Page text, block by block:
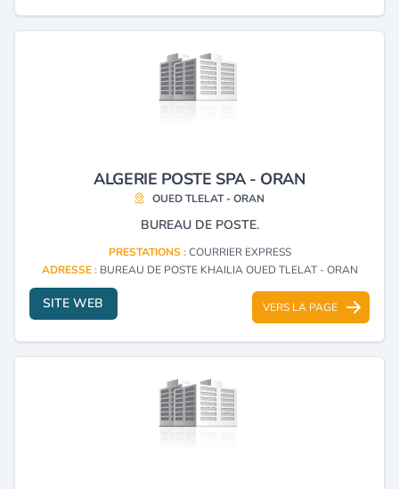
ALGERIE POSTE SPA - ORAN
OUED TLELAT - ORAN
BUREAU DE POSTE.
PRESTATIONS :COURRIER EXPRESS
ADRESSE : BUREAU DE POSTE KHAILIA OUED TLELAT - ORAN
SITE WEB VERS LA PAGE